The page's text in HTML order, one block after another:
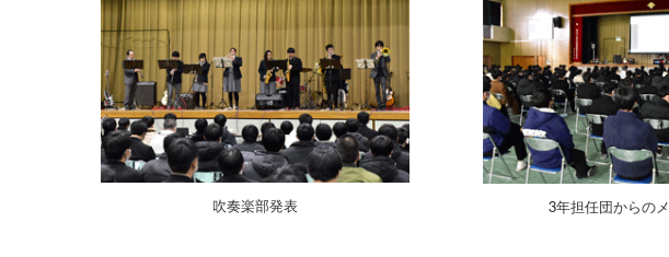
吹奏楽部発表 3年担任団からの